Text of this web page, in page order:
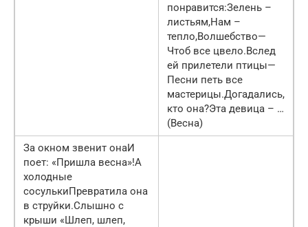
понравится:Зелень –
листьям,Нам –
тепло,Волшебство—
Чтоб все цвело.Вслед
ей прилетели птицы—
Песни петь все
мастерицы.Догадались,
кто она?Эта девица – …
(Весна)
За окном звенит онаИ
поет: «Пришла весна»!А
холодные
сосулькиПревратила она
в струйки.Слышно с
крыши «Шлеп, шлеп,